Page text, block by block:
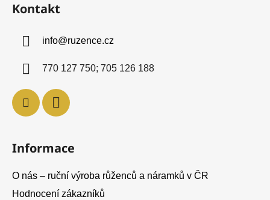
Kontakt
info@ruzence.cz
770 127 750; 705 126 188
Informace
O nás – ruční výroba růženců a náramků v ČR
Hodnocení zákazníků